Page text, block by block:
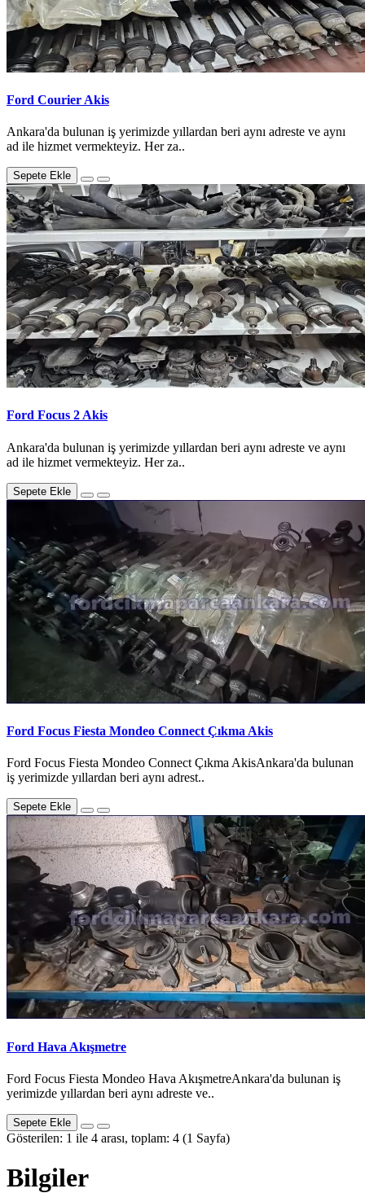
Ford Courier Akis
Ankara'da bulunan iş yerimizde yıllardan beri aynı adreste ve aynı
ad ile hizmet vermekteyiz. Her za..
Sepete Ekle
Ford Focus 2 Akis
Ankara'da bulunan iş yerimizde yıllardan beri aynı adreste ve aynı
ad ile hizmet vermekteyiz. Her za..
Sepete Ekle
Ford Focus Fiesta Mondeo Connect Çıkma Akis
Ford Focus Fiesta Mondeo Connect Çıkma AkisAnkara'da bulunan
iş yerimizde yıllardan beri aynı adrest..
Sepete Ekle
Ford Hava Akışmetre
Ford Focus Fiesta Mondeo Hava AkışmetreAnkara'da bulunan iş
yerimizde yıllardan beri aynı adreste ve..
Sepete Ekle
Gösterilen: 1 ile 4 arası, toplam: 4 (1 Sayfa)
Bilgiler